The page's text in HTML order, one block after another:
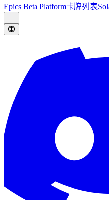
Epics Beta Platform卡牌列表